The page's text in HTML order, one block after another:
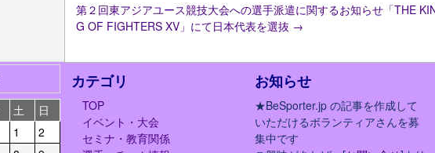
第２回東アジアユース競技大会への選手派遣に関するお知らせ「THE
G OF FIGHTERS XV」にて日本代表を選抜 →
土
日
1
2
カテゴリ
TOP
イベント・大会
セミナ・教育関係
お知らせ
★BeSporter.jp の記事を作成して
いただけるボランティアさんを募
集中です